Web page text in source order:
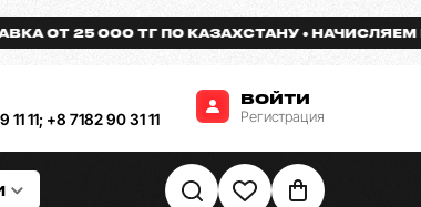
25 000 ТГ ПО КАЗАХСТАНУ НАЧИСЛЯЕМ
11; +8 7182 90 31 11
ВОЙТИ
Регистрация